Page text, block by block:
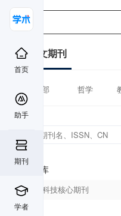
首页
助手
期刊
学者
中文期刊
全部 哲学
数据库
中国科技核心期刊